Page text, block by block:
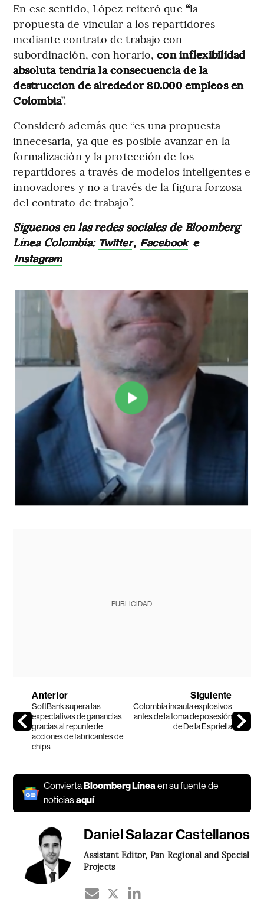
En ese sentido, López reiteró que “la
propuesta de vincular a los repartidores
mediante contrato de trabajo con
subordinación, con horario,con inflexibilidad
absoluta tendría la consecuencia de la
destrucción de alrededor 80.000 empleos en
Colombia”.
Consideró además que “es una propuesta
innecesaria, ya que es posible avanzar en la
formalización y la protección de los
repartidores a través de modelos inteligentes e
innovadores y no a través de la figura forzosa
del contrato de trabajo”.
Síguenos en las redes sociales de Bloomberg
Línea Colombia: Twitter, Facebook e
Instagram
PUBLICIDAD
Anterior
SoftBank supera las
expectativas de ganancias
gracias al repunte de
acciones de fabricantes de
chips
Siguiente
Colombia incauta explosivos
antes de la toma de posesión
de De la Espriella
ConviertaBloomberg Líneaen su fuente de
noticiasaquí
Daniel Salazar Castellanos
Assistant Editor, Pan Regional and Special
Projects